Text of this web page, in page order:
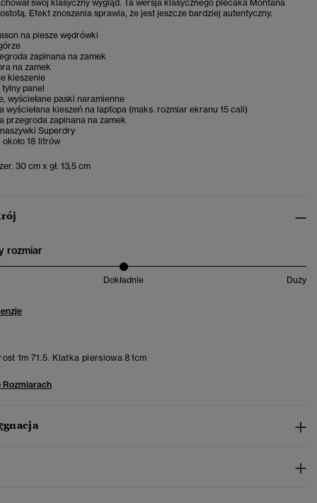
swój klasyczny wygląd. Ta wersja klasycznego plecaka Montana
Efekt znoszenia sprawia, że jest jeszcze bardziej autentyczny.
na piesze wędrówki
zapinana na zamek
na zamek
kieszenie
tylny panel
wyściełane paski naramienne
wyściełana kieszeń na laptopa (maks. rozmiar ekranu 15 cali)
przegroda zapinana na zamek
Superdry
18 litrów
30 cm x gł. 13,5 cm
rozmiar
Dokładnie Duży
1m 71.5. Klatka piersiowa 81cm
Rozmiarach